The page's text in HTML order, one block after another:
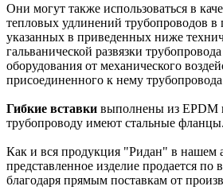
Они могут также использоваться в
тепловых удлинений трубопроводов в
указанных в приведенных ниже
гальванической развязки
оборудования от механического
присоединенного к нему
Гибкие вставки выполнены из EPDM
трубопроводу имеют стальные фланцы.
Как и вся продукция "Ридан" в нашем
представленное изделие продается по
благодаря прямым поставкам от